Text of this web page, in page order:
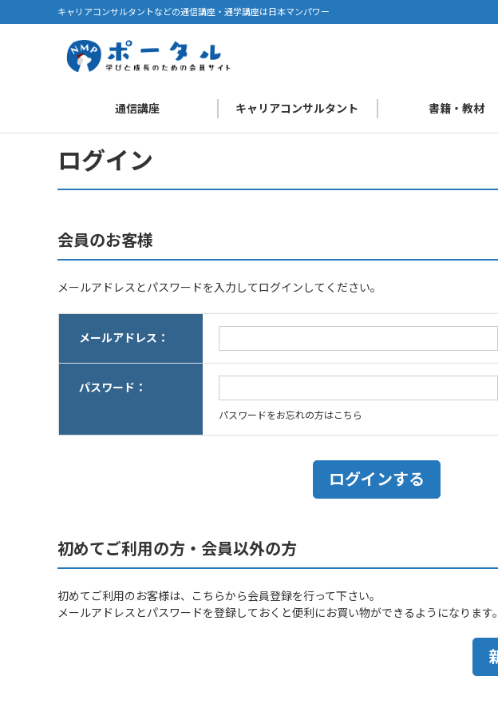
キャリアコンサルタントなどの通信講座・通学講座は日本マンパワー
通信講座 キャリアコンサルタント 書籍・教材
ログイン
会員のお客様
メールアドレスとパスワードを入力してログインしてください。
メールアドレス：
パスワード：
パスワードをお忘れの方はこちら
初めてご利用の方・会員以外の方
初めてご利用のお客様は、こちらから会員登録を行って下さい。
メールアドレスとパスワードを登録しておくと便利にお買い物ができるようになります。